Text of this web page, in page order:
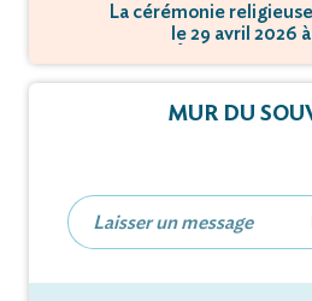
La cérémonie
le 29 avril 2026
MUR DU